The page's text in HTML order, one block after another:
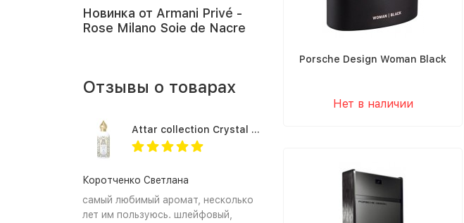
Porsche Design Woman Black
Нет в наличии
Новинка от Armani Privé -
Rose Milano Soie de Nacre
Отзывы о товарах
Attar collection Crystal love for her
Коротченко Светлана
самый любимый аромат, несколько
лет им пользуюсь. шлейфовый,